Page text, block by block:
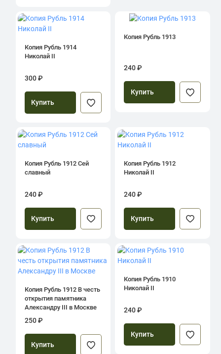
Копия Рубль 1914
Николай II
300 ₽
Купить
Копия Рубль 1913
240 ₽
Купить
Копия Рубль 1912 Сей
славный
240 ₽
Купить
Копия Рубль 1912
Николай II
240 ₽
Купить
Копия Рубль 1912 В честь
открытия памятника
Александру III в Москве
250 ₽
Купить
Копия Рубль 1910
Николай II
240 ₽
Купить